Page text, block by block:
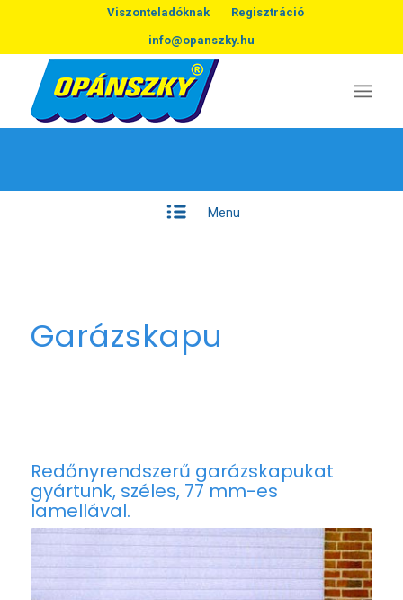
Viszonteladóknak Regisztráció
info@opanszky.hu
Menu
Garázskapu
Redőnyrendszerű garázskapukat
gyártunk, széles, 77 mm-es
lamellával.